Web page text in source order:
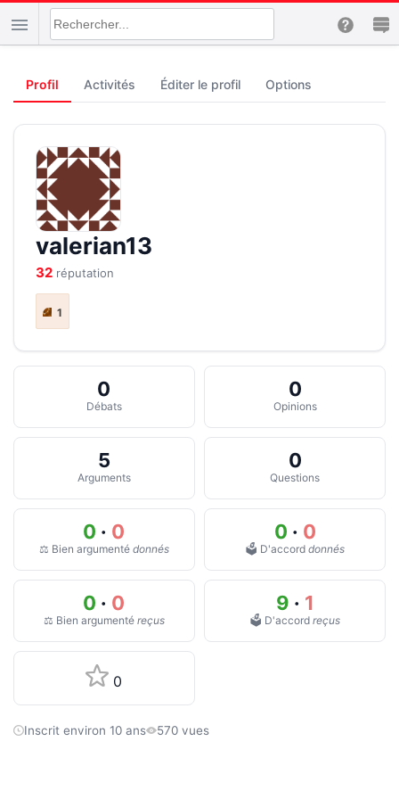
Profil Activités Éditer le profil Options
valerian13
32réputation
1
0
Débats
0
Opinions
5
Arguments
0
Questions
0 · 0
⚖️ Bien argumenté donnés
0 · 0
🗳️ D'accord donnés
0 · 0
⚖️ Bien argumenté reçus
9 · 1
🗳️ D'accord reçus
0
Inscrit environ 10 ans 570 vues